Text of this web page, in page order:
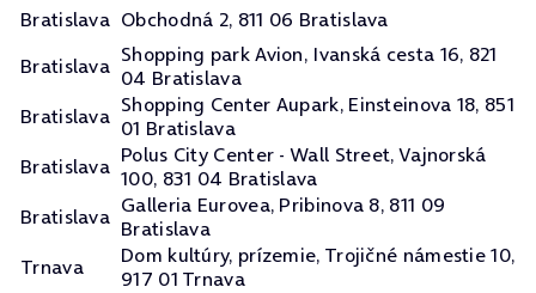
Bratislava Obchodná 2, 811 06 Bratislava
Bratislava Shopping park Avion, Ivanská cesta 16, 821
04 Bratislava
Bratislava Shopping Center Aupark, Einsteinova 18, 851
01 Bratislava
Bratislava Polus City Center - Wall Street, Vajnorská
100, 831 04 Bratislava
Bratislava Galleria Eurovea, Pribinova 8, 811 09
Bratislava
Trnava
Dom kultúry, prízemie, Trojičné námestie 10,
917 01 Trnava